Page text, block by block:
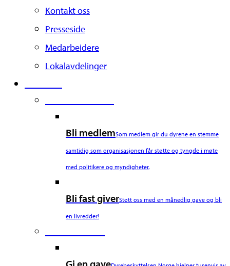
Kontakt oss
Presseside
Medarbeidere
Lokalavdelinger
Bli medlemSom medlem gir du dyrene en stemme
samtidig som organisasjonen får støtte og tyngde i møte
med politikere og myndigheter.
Bli fast giverStøtt oss med en månedlig gave og bli
en livredder!